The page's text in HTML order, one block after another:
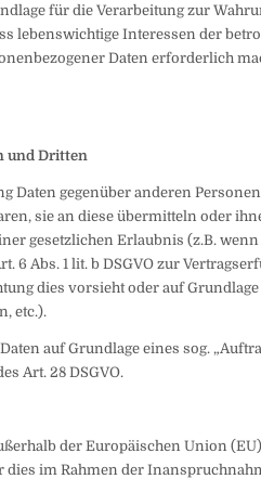
für die Verarbeitung zur
lebenswichtige Interessen der
Daten erforderlich
und Dritten
Daten gegenüber anderen
sie an diese übermitteln oder
gesetzlichen Erlaubnis (z.B.
6 Abs. 1 lit. b DSGVO zur
dies vorsieht oder auf
etc.).
auf Grundlage eines sog.
Art. 28 DSGVO.
der Europäischen Union
im Rahmen der